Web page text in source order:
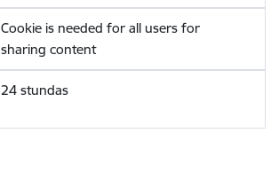
Cookie is needed for all users for
sharing content
24 stundas